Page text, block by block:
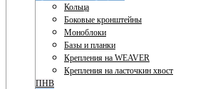
Кольца
Боковые кронштейны
Моноблоки
Базы и планки
Крепления на WEAVER
Крепления на ласточкин хвост
ПНВ